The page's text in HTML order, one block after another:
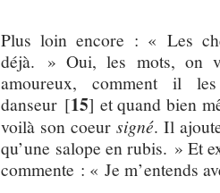
Plus loin encore : « Les
déjà. » Oui, les mots, on
amoureux, comment il
danseur [15] et quand bien
voilà son coeursigné. Il
qu’une salope en rubis. » Et
commente : « Je m’entends